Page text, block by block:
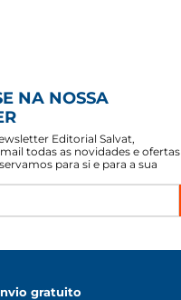
NA NOSSA
Editorial Salvat,
todas as novidades e ofertas
para si e para a sua
gratuito